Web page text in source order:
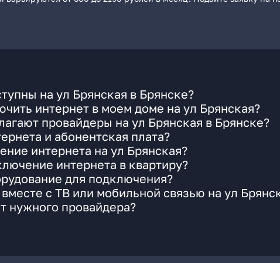
на ул Брянская в Брянске?
интернет в моем доме на ул Брянская?
провайдеры на ул Брянская в Брянске?
и абонентская плата?
интернета на ул Брянская?
интернета в квартиру?
для подключения?
с ТВ или мобильной связью на ул
нужного провайдера?